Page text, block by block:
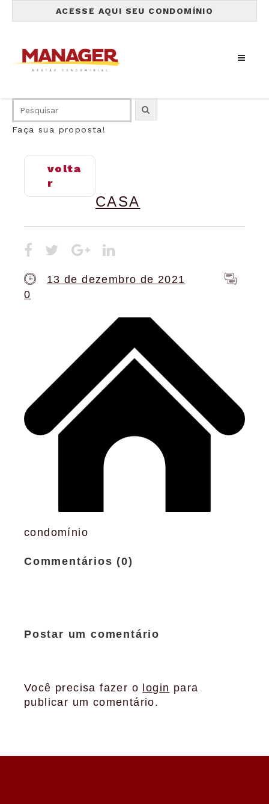
ACESSE AQUI SEU CONDOMÍNIO
Faça sua proposta!
volta
r
CASA
13 de dezembro de 2021
0
condomínio
Commentários (0)
Postar um comentário
Você precisa fazer o login para
publicar um comentário.